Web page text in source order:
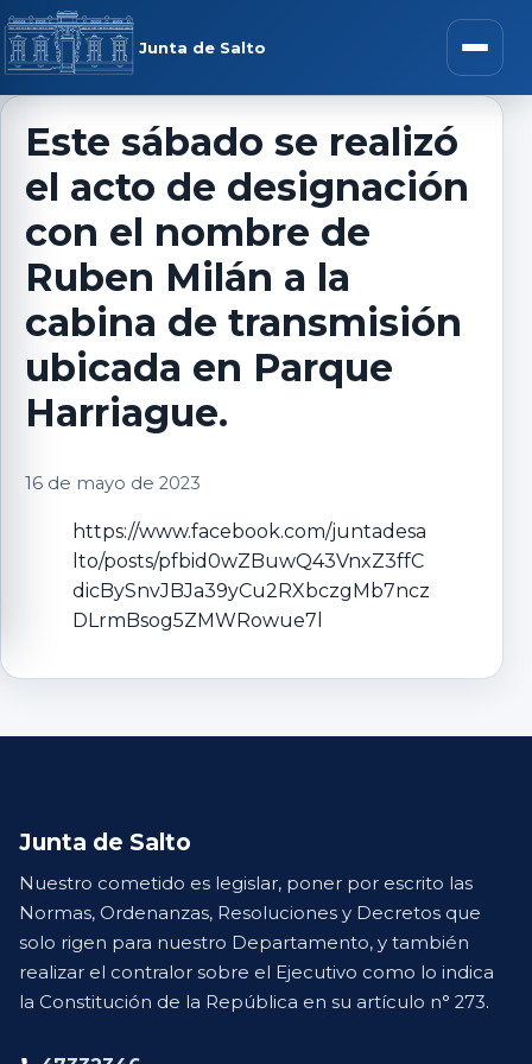
Saltar al contenido
Junta de Salto Abrir
menú
Este sábado se realizó
el acto de designación
con el nombre de
Ruben Milán a la
cabina de transmisión
ubicada en Parque
Harriague.
16 de mayo de 2023
https://www.facebook.com/juntadesa
lto/posts/pfbid0wZBuwQ43VnxZ3ffC
dicBySnvJBJa39yCu2RXbczgMb7ncz
DLrmBsog5ZMWRowue7l
Junta de Salto
Nuestro cometido es legislar, poner por escrito las
Normas, Ordenanzas, Resoluciones y Decretos que
solo rigen para nuestro Departamento, y también
realizar el contralor sobre el Ejecutivo como lo indica
la Constitución de la República en su artículo n° 273.